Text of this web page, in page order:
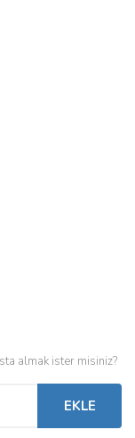
almak ister misiniz?
EKLE